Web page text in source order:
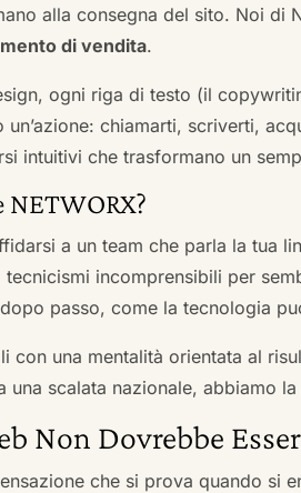
alla consegna del sito. Noi di
di vendita.
ogni riga di testo (il
un’azione: chiamarti, scriverti,
intuitivi che trasformano un
NETWORX?
a un team che parla la tua
incomprensibili per
passo, come la tecnologia
con una mentalità orientata al
una scalata nazionale, abbiamo
Non Dovrebbe
che si prova quando si